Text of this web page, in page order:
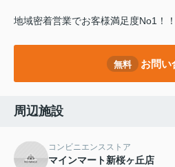
地域密着営業でお客様満足度No1！
無料 お問い
周辺施設
コンビニエンスストア
マインマート新桜ヶ丘店